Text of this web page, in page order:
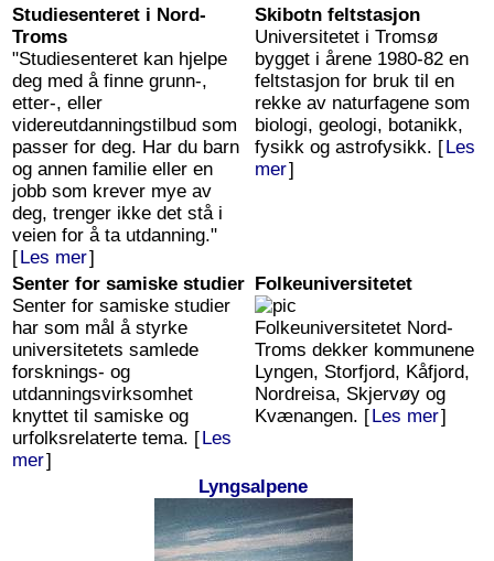
Studiesenteret i Nord-
Troms
"Studiesenteret kan hjelpe
deg med å finne grunn-,
etter-, eller
videreutdanningstilbud som
passer for deg. Har du barn
og annen familie eller en
jobb som krever mye av
deg, trenger ikke det stå i
veien for å ta utdanning."
[Les mer]
Skibotn feltstasjon
Universitetet i Tromsø
bygget i årene 1980-82 en
feltstasjon for bruk til en
rekke av naturfagene som
biologi, geologi, botanikk,
fysikk og astrofysikk. [Les
mer]
Senter for samiske studier
Senter for samiske studier
har som mål å styrke
universitetets samlede
forsknings- og
utdanningsvirksomhet
knyttet til samiske og
urfolksrelaterte tema. [Les
mer]
Folkeuniversitetet
Folkeuniversitetet Nord-
Troms dekker kommunene
Lyngen, Storfjord, Kåfjord,
Nordreisa, Skjervøy og
Kvænangen. [Les mer]
Lyngsalpene